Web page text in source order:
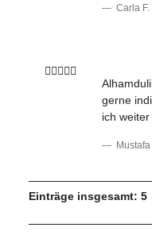
Carla F.
gerne
ich weiter
Mustafa
Einträge insgesamt: 5